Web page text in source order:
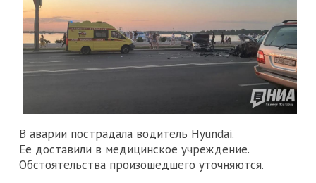
В аварии пострадала водитель Hyundai.
Ее доставили в медицинское учреждение.
Обстоятельства произошедшего уточняются.